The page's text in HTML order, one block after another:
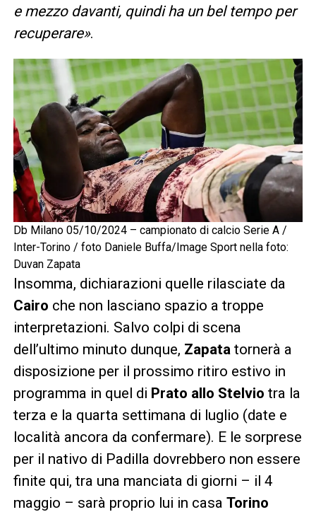
e mezzo davanti, quindi ha un bel tempo per
recuperare».
Db Milano 05/10/2024 – campionato di calcio Serie A /
Inter-Torino / foto Daniele Buffa/Image Sport nella foto:
Duvan Zapata
Insomma, dichiarazioni quelle rilasciate da
Cairo che non lasciano spazio a troppe
interpretazioni. Salvo colpi di scena
dell’ultimo minuto dunque, Zapata tornerà a
disposizione per il prossimo ritiro estivo in
programma in quel di Prato allo Stelvio tra la
terza e la quarta settimana di luglio (date e
località ancora da confermare). E le sorprese
per il nativo di Padilla dovrebbero non essere
finite qui, tra una manciata di giorni – il 4
maggio – sarà proprio lui in casa Torino